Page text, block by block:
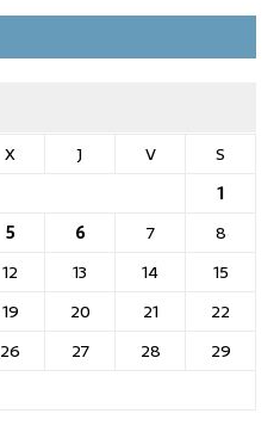
X J V
S
1
5 6 7
8
12 13 14
15
19 20 21
22
26 27 28
29